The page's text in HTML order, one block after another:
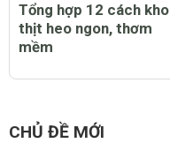
Tổng hợp 12 cách kho
thịt heo ngon, thơm
mềm
CHỦ ĐỀ MỚI